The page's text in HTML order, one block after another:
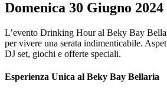
Domenica 30 Giugno 2024
L’evento Drinking Hour al Beky Bay
per vivere una serata indimenticabile.
DJ set, giochi e offerte speciali.
Esperienza Unica al Beky Bay Bellaria